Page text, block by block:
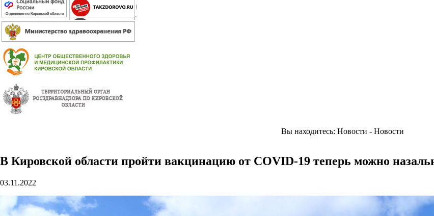
Вы находитесь: Новости - Новости
В Кировской области пройти вакцинацию от COVID-19 теперь можно
03.11.2022